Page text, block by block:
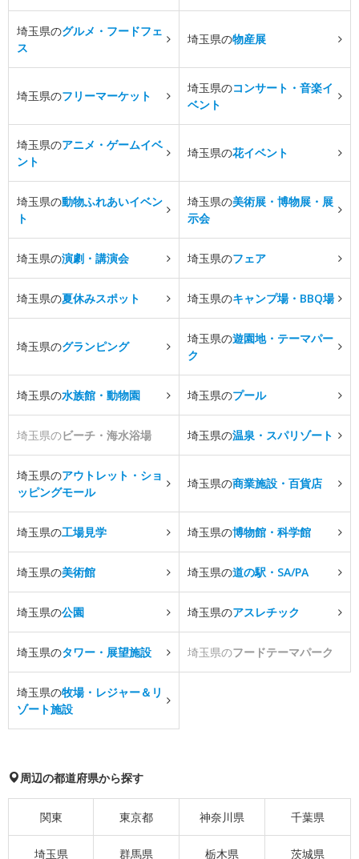
埼玉県のグルメ・フードフェ
ス
埼玉県の物産展
埼玉県のフリーマーケット
埼玉県のコンサート・音楽イ
ベント
埼玉県のアニメ・ゲームイベ
ント
埼玉県の花イベント
埼玉県の動物ふれあいイベン
ト
埼玉県の美術展・博物展・展
示会
埼玉県の演劇・講演会 埼玉県のフェア
埼玉県の夏休みスポット 埼玉県のキャンプ場・BBQ場
埼玉県のグランピング
埼玉県の遊園地・テーマパー
ク
埼玉県の水族館・動物園 埼玉県のプール
埼玉県のビーチ・海水浴場 埼玉県の温泉・スパリゾート
埼玉県のアウトレット・ショ
ッピングモール
埼玉県の商業施設・百貨店
埼玉県の工場見学 埼玉県の博物館・科学館
埼玉県の美術館 埼玉県の道の駅・SA/PA
埼玉県の公園 埼玉県のアスレチック
埼玉県のタワー・展望施設 埼玉県のフードテーマパーク
埼玉県の牧場・レジャー＆リ
ゾート施設
周辺の都道府県から探す
関東 東京都 神奈川県 千葉県
埼玉県 群馬県 栃木県 茨城県